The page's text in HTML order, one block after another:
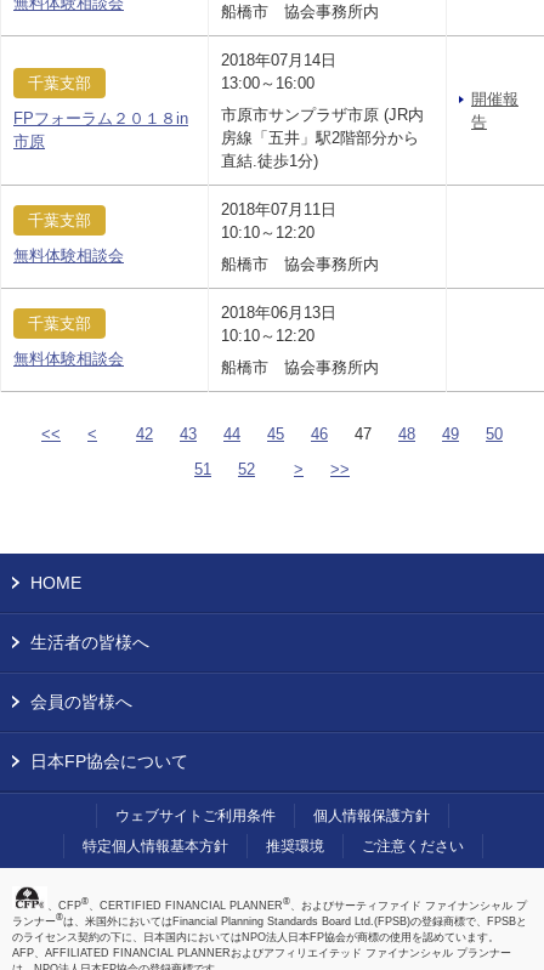
船橋市 協会事務所内
千葉支部
FPフォーラム２０１８in
市原
2018年07月14日
13:00～16:00
市原市サンプラザ市原 (JR内
房線「五井」駅2階部分から
直結.徒歩1分)
開催報
告
千葉支部
無料体験相談会
2018年07月11日
10:10～12:20
船橋市 協会事務所内
千葉支部
無料体験相談会
2018年06月13日
10:10～12:20
船橋市 協会事務所内
<< < 42 43 44 45 46 47 48 49
50
51
52 > >>
HOME
生活者の皆様へ
会員の皆様へ
日本FP協会について
ウェブサイトご利用条件
個人情報保護方針
特定個人情報基本方針
推奨環境 ご注意ください
、CFP®、CERTIFIED FINANCIAL PLANNER®、およびサーティファイド ファイナンシャル プ
ランナー®は、米国外においてはFinancial Planning Standards Board Ltd.(FPSB)の登録商標で、FPSBと
のライセンス契約の下に、日本国内においてはNPO法人日本FP協会が商標の使用を認めています。
AFP、AFFILIATED FINANCIAL PLANNERおよびアフィリエイテッド ファイナンシャル プランナー